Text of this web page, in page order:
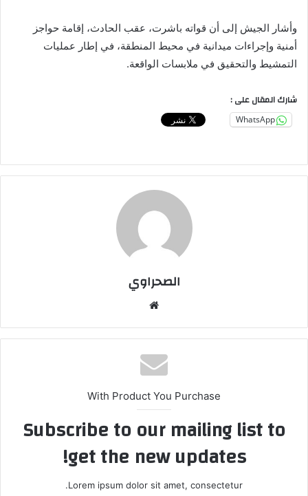
وأشار الجيش إلى أن قواته باشرت، عقب الحادث، إقامة حواجز
أمنية وإجراءات ميدانية في محيط المنطقة، في إطار عمليات
التمشيط والتحقيق في ملابسات الواقعة.
شارك المقال على :
WhatsApp
الصحراوي
With Product You Purchase
Subscribe to our mailing list to
get the new updates!
Lorem ipsum dolor sit amet, consectetur.